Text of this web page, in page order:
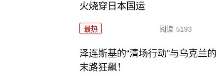
火烧穿日本国运
最热 阅读 5193
泽连斯基的“清场行动”与乌克兰的
末路狂飙！